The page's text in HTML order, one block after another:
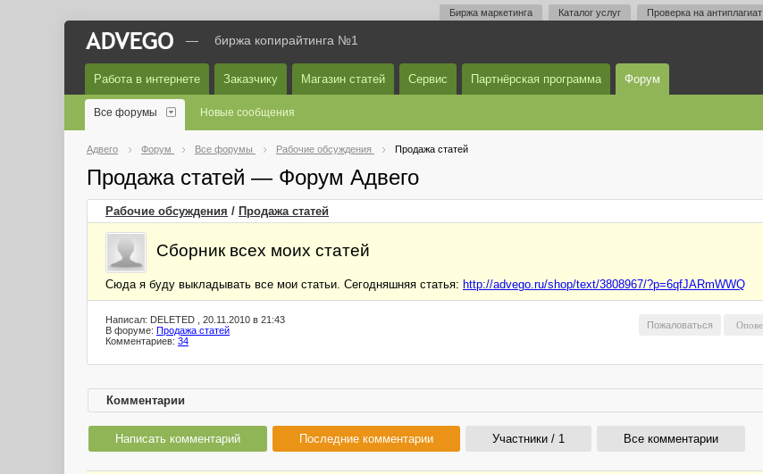
Биржа маркетинга Каталог услуг Проверка на антиплагиат
— биржа копирайтинга №1
Работа в интернете Заказчику Магазин статей Сервис Партнёрская программа Форум
Все форумы Новые сообщения
Адвего Форум Все форумы Рабочие обсуждения Продажа статей
Продажа статей — Форум Адвего
Рабочие обсуждения / Продажа статей
Сборник всех моих статей
Сюда я буду выкладывать все мои статьи. Сегодняшняя статья: http://advego.ru/shop/text/3808967/?p=6qfJARmWWQ
Пожаловаться
Написал: DELETED , 20.11.2010 в 21:43
В форуме: Продажа статей
Комментариев: 34
Комментарии
Написать комментарий Последние комментарии Участники / 1 Все комментарии